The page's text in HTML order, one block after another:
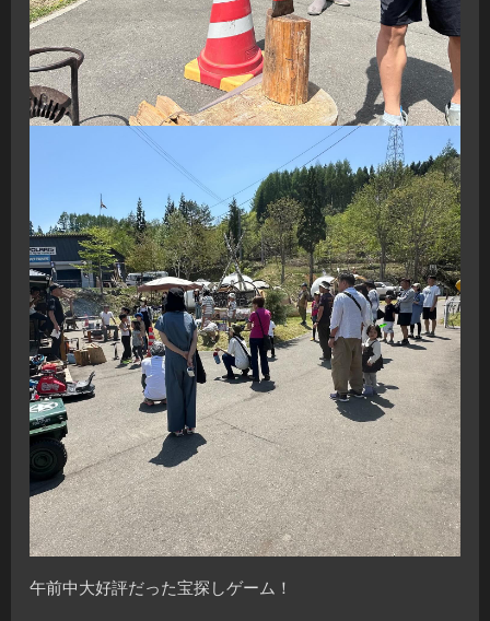
午前中大好評だった宝探しゲーム！